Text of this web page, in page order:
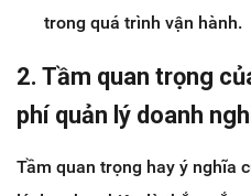
trong quá trình vận hành.
2. Tầm quan trọng
phí quản lý doanh
Tầm quan trọng hay ý nghĩa